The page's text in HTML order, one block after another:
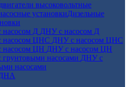
высоковольтные
Дизельные
ДНУ с насосом Д
ДНУ с насосом ЦНС
ДНУ с насосом ЦН
ДНУ с
насосами